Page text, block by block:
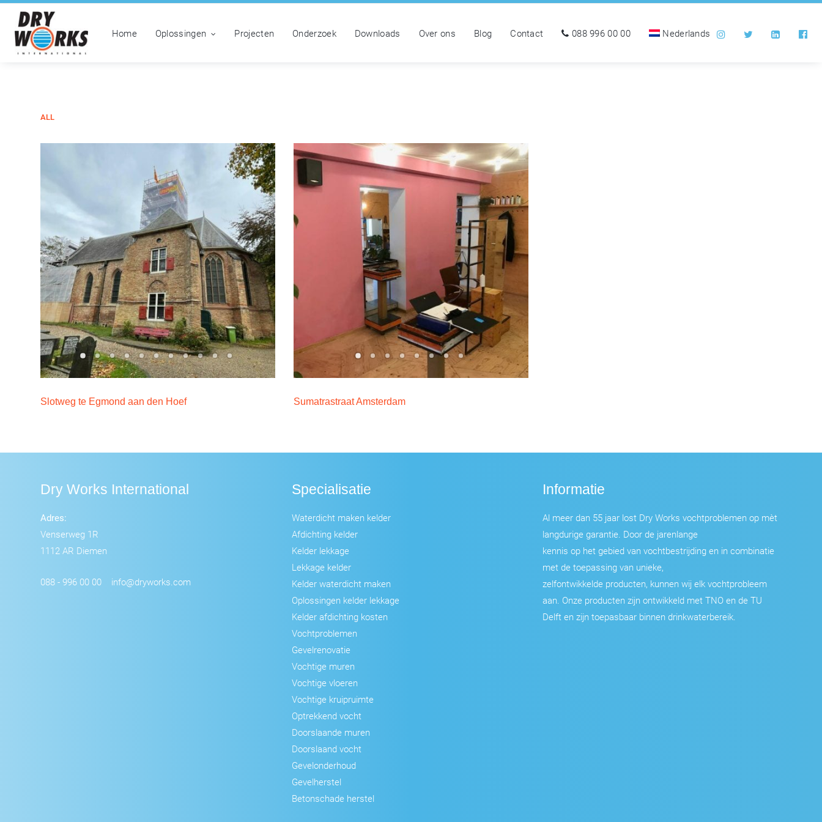
Home Oplossingen Projecten Onderzoek Downloads Over ons Blog Contact 088 996 00 00 Nederlands
ALL
Slotweg te Egmond aan den Hoef Sumatrastraat Amsterdam
Dry Works International
Adres:
Venserweg 1R
1112 AR Diemen
088 - 996 00 00 info@dryworks.com
Specialisatie
Waterdicht maken kelder
Afdichting kelder
Kelder lekkage
Lekkage kelder
Kelder waterdicht maken
Oplossingen kelder lekkage
Kelder afdichting kosten
Vochtproblemen
Gevelrenovatie
Vochtige muren
Vochtige vloeren
Vochtige kruipruimte
Optrekkend vocht
Doorslaande muren
Doorslaand vocht
Gevelonderhoud
Gevelherstel
Betonschade herstel
Informatie
Al meer dan 55 jaar lost Dry Works vochtproblemen op mèt
langdurige garantie. Door de jarenlange
kennis op het gebied van vochtbestrijding en in combinatie
met de toepassing van unieke,
zelfontwikkelde producten, kunnen wij elk vochtprobleem
aan. Onze producten zijn ontwikkeld met TNO en de TU
Delft en zijn toepasbaar binnen drinkwaterbereik.